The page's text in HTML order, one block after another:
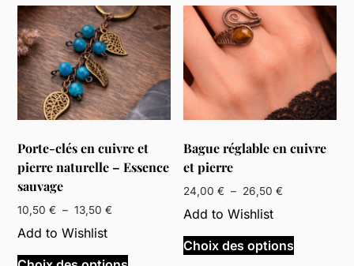
au
plus
ancien
Porte-clés en cuivre et
pierre naturelle – Essence
sauvage
10,50€ – 13,50€
10,50 €
Add to Wishlist
Bague réglable en cuivre
et pierre
24,00€ – 26,50€
24,00 €
à
Add to Wishlist
Choix des optionsproduit